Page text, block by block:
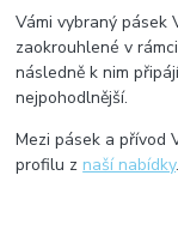
Vámi vybraný pásek
zaokrouhlené v
následně k nim
nejpohodlnější.
Mezi pásek a přívod
profilu z naší nabídky.